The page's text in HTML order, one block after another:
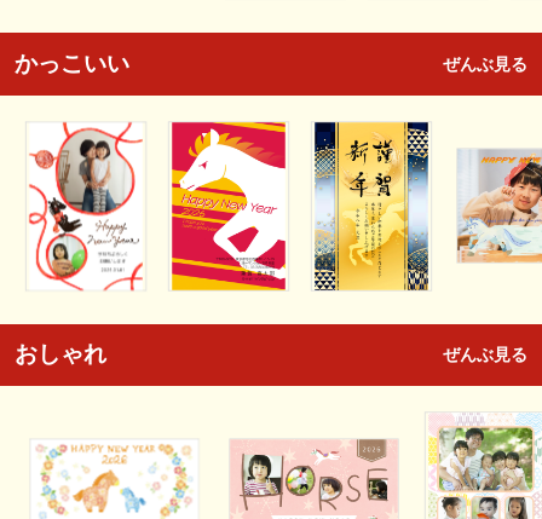
かっこいい ぜんぶ見る
おしゃれ ぜんぶ見る